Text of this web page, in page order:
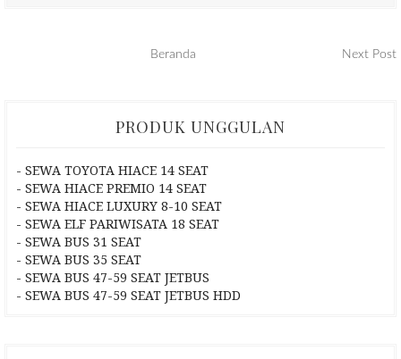
Beranda Next Post
PRODUK UNGGULAN
- SEWA TOYOTA HIACE 14 SEAT
- SEWA HIACE PREMIO 14 SEAT
- SEWA HIACE LUXURY 8-10 SEAT
- SEWA ELF PARIWISATA 18 SEAT
- SEWA BUS 31 SEAT
- SEWA BUS 35 SEAT
- SEWA BUS 47-59 SEAT JETBUS
- SEWA BUS 47-59 SEAT JETBUS HDD